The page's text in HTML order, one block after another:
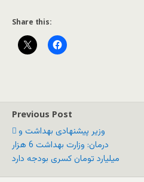
Share this:
Previous Post
وزير پیشنهادی بهداشت و
درمان: وزارت بهداشت 6 هزار
میلیارد تومان کسری بودجه دارد